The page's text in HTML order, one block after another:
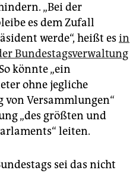
„Bei der
es dem Zufall
werde“, heißt es in
Bundestagsverwaltung
könnte „ein
ohne jegliche
Versammlungen“
„des größten und
leiten.
sei das nicht